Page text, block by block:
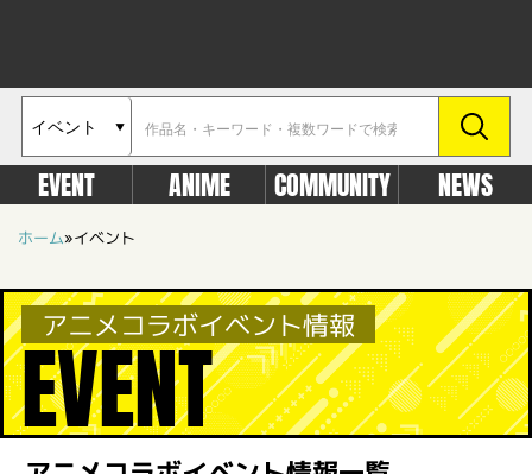
EVENT ANIME COMMUNITY NEWS
ホーム»イベント
アニメコラボイベント情報
EVENT